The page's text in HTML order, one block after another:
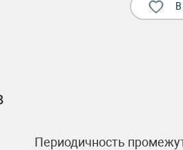
Периодичность